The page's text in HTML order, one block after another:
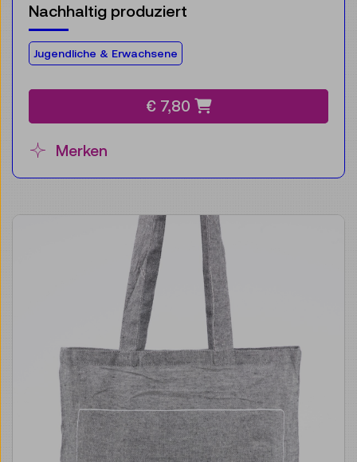
Nachhaltig produziert
Für die Zielgruppe:
Jugendliche & Erwachsene
€ 7,80
Merken